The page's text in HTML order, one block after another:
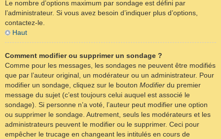
Le nombre d’options maximum par sondage est défini par
l’administrateur. Si vous avez besoin d’indiquer plus d’options,
contactez-le.
Haut
Comment modifier ou supprimer un sondage ?
Comme pour les messages, les sondages ne peuvent être modifiés
que par l’auteur original, un modérateur ou un administrateur. Pour
modifier un sondage, cliquez sur le bouton Modifier du premier
message du sujet (c’est toujours celui auquel est associé le
sondage). Si personne n’a voté, l’auteur peut modifier une option
ou supprimer le sondage. Autrement, seuls les modérateurs et les
administrateurs peuvent le modifier ou le supprimer. Ceci pour
empêcher le trucage en changeant les intitulés en cours de